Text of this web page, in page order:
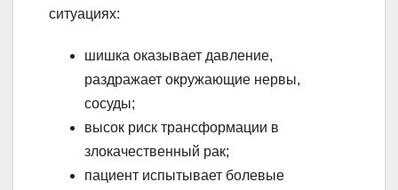
ситуациях:
шишка оказывает давление,
раздражает окружающие нервы,
сосуды;
высок риск трансформации в
злокачественный рак;
пациент испытывает болевые